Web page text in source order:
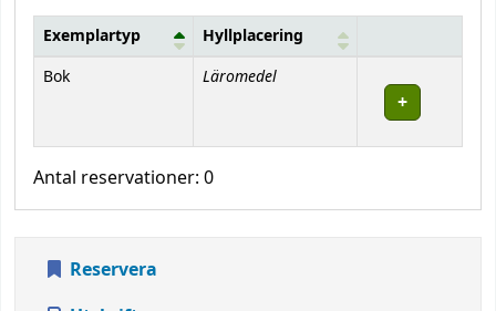
Bestånd
Exemplartyp
Hyllplacering
Bok
Läromedel
Antal reservationer: 0
Reservera